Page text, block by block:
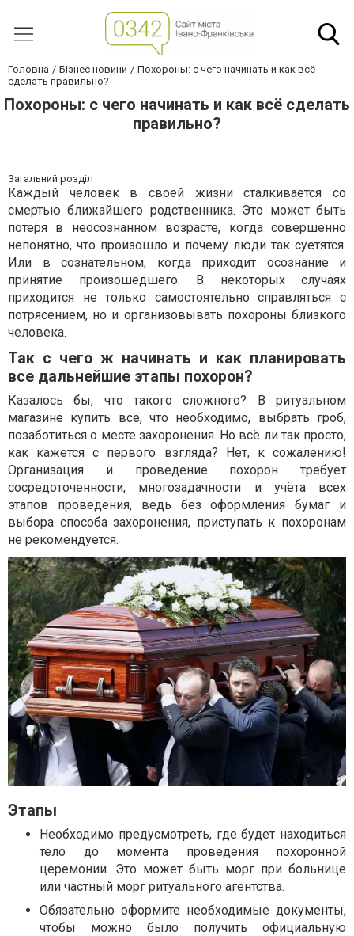
Головна Бізнес новини
Похороны: с чего начинать и как всё
сделать правильно?
Похороны: с чего начинать и как всё сделать
правильно?
Загальний розділ
Каждый человек в своей жизни сталкивается со
смертью ближайшего родственника. Это может быть
потеря в неосознанном возрасте, когда совершенно
непонятно, что произошло и почему люди так суетятся.
Или в сознательном, когда приходит осознание и
принятие произошедшего. В некоторых случаях
приходится не только самостоятельно справляться с
потрясением, но и организовывать похороны близкого
человека.
Так с чего ж начинать и как планировать
все дальнейшие этапы похорон?
Казалось бы, что такого сложного? В ритуальном
магазине купить всё, что необходимо, выбрать гроб,
позаботиться о месте захоронения. Но всё ли так просто,
как кажется с первого взгляда? Нет, к сожалению!
Организация и проведение похорон требует
сосредоточенности, многозадачности и учёта всех
этапов проведения, ведь без оформления бумаг и
выбора способа захоронения, приступать к похоронам
не рекомендуется.
Этапы
Необходимо предусмотреть, где будет находиться
тело до момента проведения похоронной
церемонии. Это может быть морг при больнице
или частный морг ритуального агентства.
Обязательно оформите необходимые документы,
чтобы можно было получить официальную